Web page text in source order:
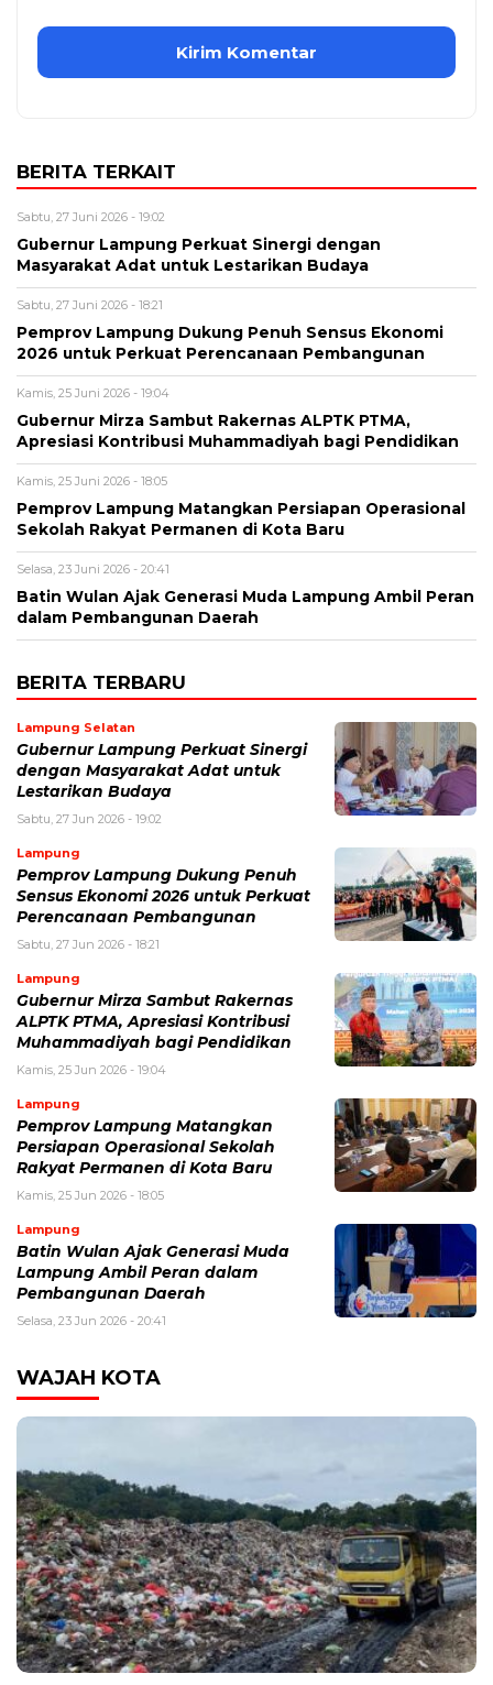
BERITA TERKAIT
Sabtu, 27 Juni 2026 - 19:02
Gubernur Lampung Perkuat Sinergi dengan
Masyarakat Adat untuk Lestarikan Budaya
Sabtu, 27 Juni 2026 - 18:21
Pemprov Lampung Dukung Penuh Sensus Ekonomi
2026 untuk Perkuat Perencanaan Pembangunan
Kamis, 25 Juni 2026 - 19:04
Gubernur Mirza Sambut Rakernas ALPTK PTMA,
Apresiasi Kontribusi Muhammadiyah bagi Pendidikan
Kamis, 25 Juni 2026 - 18:05
Pemprov Lampung Matangkan Persiapan Operasional
Sekolah Rakyat Permanen di Kota Baru
Selasa, 23 Juni 2026 - 20:41
Batin Wulan Ajak Generasi Muda Lampung Ambil Peran
dalam Pembangunan Daerah
BERITA TERBARU
Lampung Selatan
Gubernur Lampung Perkuat Sinergi
dengan Masyarakat Adat untuk
Lestarikan Budaya
Sabtu, 27 Jun 2026 - 19:02
Lampung
Pemprov Lampung Dukung Penuh
Sensus Ekonomi 2026 untuk Perkuat
Perencanaan Pembangunan
Sabtu, 27 Jun 2026 - 18:21
Lampung
Gubernur Mirza Sambut Rakernas
ALPTK PTMA, Apresiasi Kontribusi
Muhammadiyah bagi Pendidikan
Kamis, 25 Jun 2026 - 19:04
Lampung
Pemprov Lampung Matangkan
Persiapan Operasional Sekolah
Rakyat Permanen di Kota Baru
Kamis, 25 Jun 2026 - 18:05
Lampung
Batin Wulan Ajak Generasi Muda
Lampung Ambil Peran dalam
Pembangunan Daerah
Selasa, 23 Jun 2026 - 20:41
WAJAH KOTA